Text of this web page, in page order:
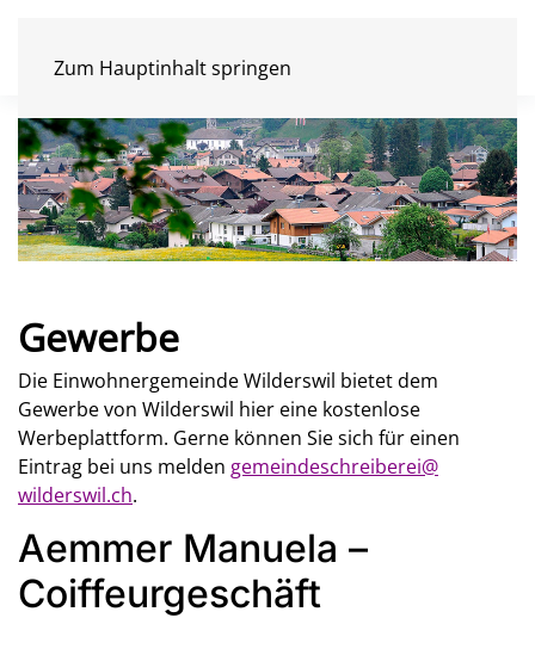
Zum Hauptinhalt springen
Gewerbe
Die Einwohnergemeinde Wilderswil bietet dem
Gewerbe von Wilderswil hier eine kostenlose
Werbeplattform. Gerne können Sie sich für einen
Eintrag bei uns melden gemeindeschreiberei@
wilderswil.ch.
Aemmer Manuela –
Coiffeurgeschäft